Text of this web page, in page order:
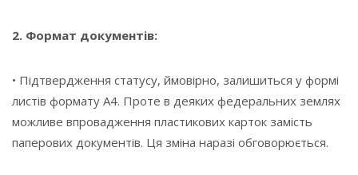
2. Формат документів:
• Підтвердження статусу, ймовірно, залишиться у формі
листів формату А4. Проте в деяких федеральних землях
можливе впровадження пластикових карток замість
паперових документів. Ця зміна наразі обговорюється.